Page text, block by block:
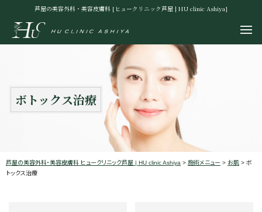
芦屋の美容外科・美容皮膚科 [ヒュークリニック芦屋 | HU clinic Ashiya]
ボトックス治療
芦屋の美容外科・美容皮膚科 ヒュークリニック芦屋 | HU clinic Ashiya > 施術メニュー > お肌 > ボ
トックス治療